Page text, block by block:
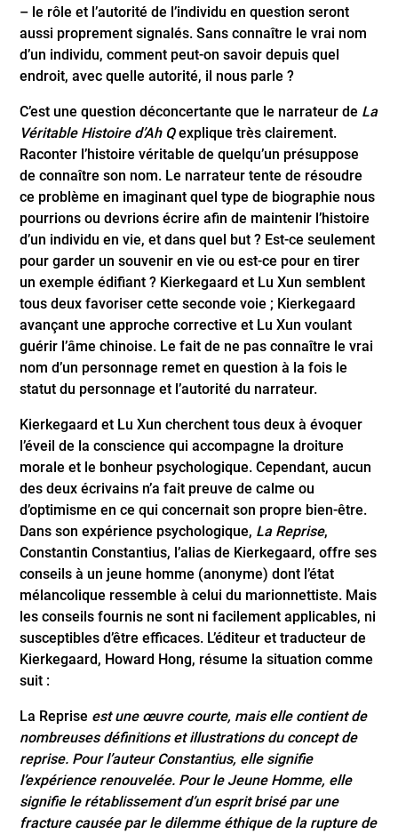
– le rôle et l’autorité de l’individu en question seront
aussi proprement signalés. Sans connaître le vrai nom
d’un individu, comment peut-on savoir depuis quel
endroit, avec quelle autorité, il nous parle ?
C’est une question déconcertante que le narrateur de La
Véritable Histoire d’Ah Qexplique très clairement.
Raconter l’histoire véritable de quelqu’un présuppose
de connaître son nom. Le narrateur tente de résoudre
ce problème en imaginant quel type de biographie nous
pourrions ou devrions écrire afin de maintenir l’histoire
d’un individu en vie, et dans quel but ? Est-ce seulement
pour garder un souvenir en vie ou est-ce pour en tirer
un exemple édifiant ? Kierkegaard et Lu Xun semblent
tous deux favoriser cette seconde voie ; Kierkegaard
avançant une approche corrective et Lu Xun voulant
guérir l’âme chinoise. Le fait de ne pas connaître le vrai
nom d’un personnage remet en question à la fois le
statut du personnage et l’autorité du narrateur.
Kierkegaard et Lu Xun cherchent tous deux à évoquer
l’éveil de la conscience qui accompagne la droiture
morale et le bonheur psychologique. Cependant, aucun
des deux écrivains n’a fait preuve de calme ou
d’optimisme en ce qui concernait son propre bien-être.
Dans son expérience psychologique, La Reprise,
Constantin Constantius, l’alias de Kierkegaard, offre ses
conseils à un jeune homme (anonyme) dont l’état
mélancolique ressemble à celui du marionnettiste. Mais
les conseils fournis ne sont ni facilement applicables, ni
susceptibles d’être efficaces. L’éditeur et traducteur de
Kierkegaard, Howard Hong, résume la situation comme
suit :
La Reprise est une œuvre courte, mais elle contient de
nombreuses définitions et illustrations du concept de
reprise. Pour l’auteur Constantius, elle signifie
l’expérience renouvelée. Pour le Jeune Homme, elle
signifie le rétablissement d’un esprit brisé par une
fracture causée par le dilemme éthique de la rupture de